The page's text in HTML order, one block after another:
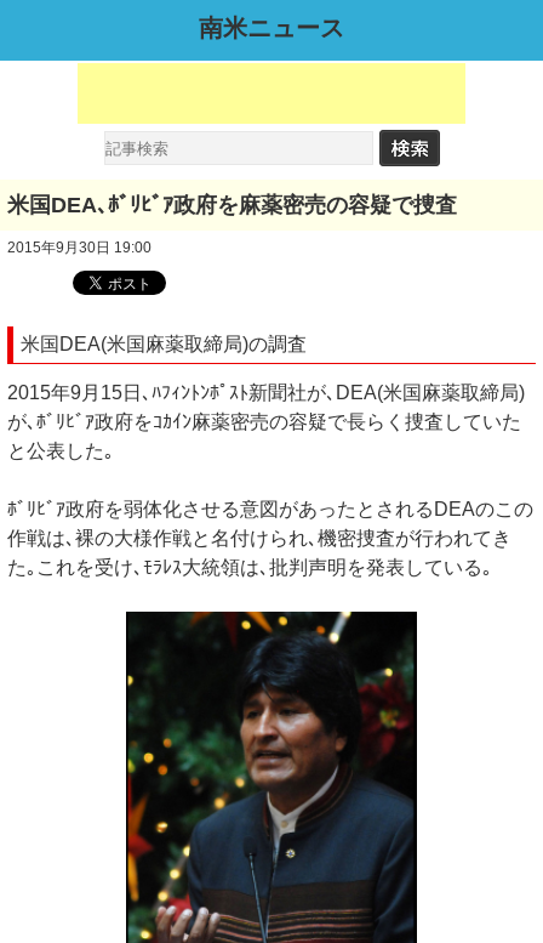
南米ニュース
米国DEA､ﾎﾞﾘﾋﾞｱ政府を麻薬密売の容疑で捜査
2015年9月30日 19:00
米国DEA(米国麻薬取締局)の調査
2015年9月15日､ﾊﾌｨﾝﾄﾝﾎﾟｽﾄ新聞社が､DEA(米国麻薬取締局)
が､ﾎﾞﾘﾋﾞｱ政府をｺｶｲﾝ麻薬密売の容疑で長らく捜査していた
と公表した｡
ﾎﾞﾘﾋﾞｱ政府を弱体化させる意図があったとされるDEAのこの
作戦は､裸の大様作戦と名付けられ､機密捜査が行われてき
た｡これを受け､ﾓﾗﾚｽ大統領は､批判声明を発表している｡